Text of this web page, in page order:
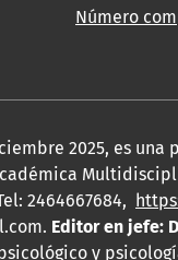
Número
2025, es
2464667684,
Editor en jefe:
y